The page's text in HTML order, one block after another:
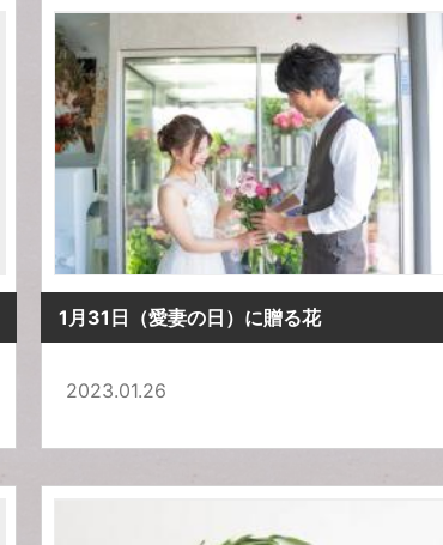
1月31日（愛妻の日）に贈る花
2023.01.26